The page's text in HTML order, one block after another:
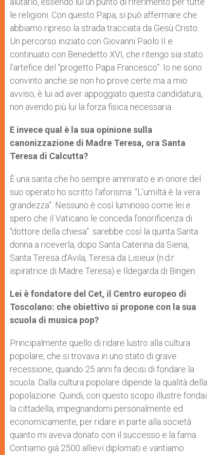
le religioni. Con questo Papa, si può affermare che
abbiamo ripreso la strada tracciata da Gesù Cristo.
Un percorso iniziato con Giovanni Paolo II e
continuato con Benedetto XVI, che ritengo sia stato
l’artefice del “progetto Papa Francesco”. Io ne sono
convinto anche se non ho prove certe ma a mio
avviso, è lui ad aver appoggiato questa candidatura,
non avendo più lui la forza fisica necessaria.
E invece qual è la sua opinione sulla
canonizzazione di Madre Teresa, ora Santa
Teresa di Calcutta?
È una santa che ho sempre ammirato e in onore del
suo operato ho scritto l’aforisma: “L’umiltà è la vera
grandezza”. Nessuno è così luminoso come lei e
spero che il Vaticano le conceda l’onorificenza di
“dottore della chiesa”: sarebbe così la quinta Santa
donna a riceverla, dopo Santa Caterina da Siena,
Santa Teresa d’Avila, Teresa da Lisieux (n.d.r.
ispiratrice di Madre Teresa) e Ildegarda di Bingen.
Lei è fondatore del Cet, il Centro europeo di
Toscolano: che obiettivo si propone con la sua
scuola di musica pop?
Principalmente quello di ridare lustro alla cultura
popolare, che si trovava in uno stato di grave
recessione, quando 25 anni fa decisi di fondare la
scuola. Dalla cultura popolare dipende la qualità della
popolazione. Quindi, con questo scopo illustre fondai
la cittadella, impegnandomi personalmente ed
economicamente, per ridare in parte alla società
quanto mi aveva donato con il successo e la fama.
Contiamo già 2500 allievi diplomati e vantiamo